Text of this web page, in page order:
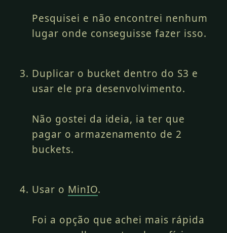
Pesquisei e não encontrei nenhum
lugar onde conseguisse fazer isso.
Duplicar o bucket dentro do S3 e
usar ele pra desenvolvimento.
Não gostei da ideia, ia ter que
pagar o armazenamento de 2
buckets.
Usar o MinIO.
Foi a opção que achei mais rápida